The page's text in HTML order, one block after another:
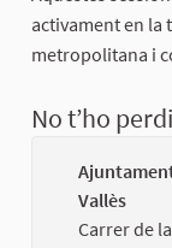
activament en
metropolitana i
No t’ho
Vallès
Carrer de